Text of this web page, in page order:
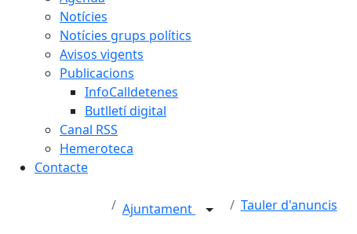
Notícies
Notícies grups polítics
Avisos vigents
Publicacions
InfoCalldetenes
Butlletí digital
Canal RSS
Hemeroteca
Contacte
Ajuntament Tauler d'anuncis